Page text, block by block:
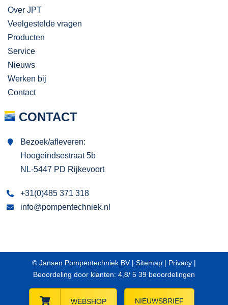
Over JPT
Veelgestelde vragen
Producten
Service
Nieuws
Werken bij
Contact
CONTACT
Bezoek/afleveren:
Hoogeindsestraat 5b
NL-5447 PD Rijkevoort
+31(0)485 371 318
info@pompentechniek.nl
© Jansen Pompentechniek BV | Sitemap | Privacy |
Beoordeling door klanten: 4,8/ 5 39 beoordelingen
WEBSHOP NIEUWSBRIEF